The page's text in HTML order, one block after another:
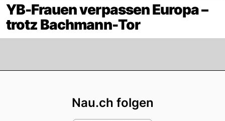
YB-Frauen verpassen Europa –
trotz Bachmann-Tor
Nau.ch folgen